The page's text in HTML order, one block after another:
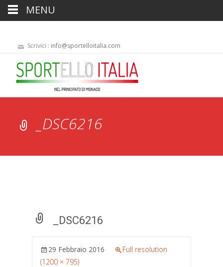
Scrivici : info@sportelloitalia.com
_DSC6216
_DSC6216
29 Febbraio 2016
Full resolution
(1200 × 795)
MENU